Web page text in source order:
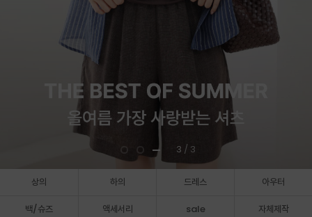
3 / 3
상의 하의 드레스 아우터
백/슈즈 액세서리 sale 자체제작